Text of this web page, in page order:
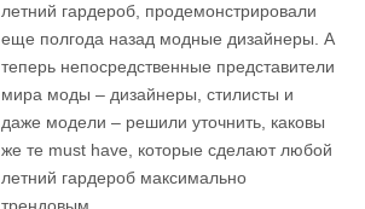
летний гардероб, продемонстрировали
еще полгода назад модные дизайнеры. А
теперь непосредственные представители
мира моды – дизайнеры, стилисты и
даже модели – решили уточнить, каковы
же те must have, которые сделают любой
летний гардероб максимально